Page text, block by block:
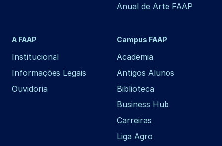
Anual de Arte FAAP
A FAAP
Institucional
Informações Legais
Ouvidoria
Campus FAAP
Academia
Antigos Alunos
Biblioteca
Business Hub
Carreiras
Liga Agro